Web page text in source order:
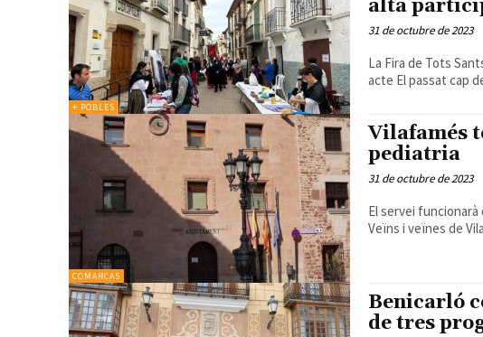
+ POBLES
alta
31 de octubre de 2023
La Fira de Tots
acte El passat
COMARCAS
Vilafamés
pediatria
31 de octubre de 2023
El servei funcionarà
Veïns i veïnes de
Benicarló
de tres